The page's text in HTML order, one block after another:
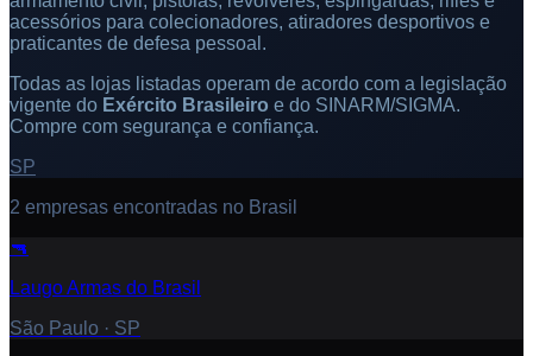
acessórios para colecionadores, atiradores desportivos e
praticantes de defesa pessoal.
Todas as lojas listadas operam de acordo com a legislação
vigente do Exército Brasileiro e do SINARM/SIGMA.
Compre com segurança e confiança.
SP
2 empresas encontradas no Brasil
🔫
Laugo Armas do Brasil
São Paulo · SP